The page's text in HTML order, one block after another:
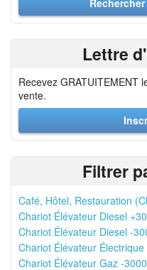
Lettre
Recevez GRATUITEMENT
vente.
Filtrer
Café, Hôtel, Restauration
Chariot Élévateur Diesel
Chariot Élévateur Diesel -
Chariot Élévateur
Chariot Élévateur Gaz -